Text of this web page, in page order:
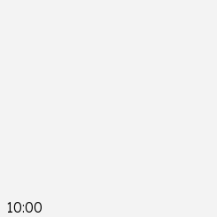
10:00